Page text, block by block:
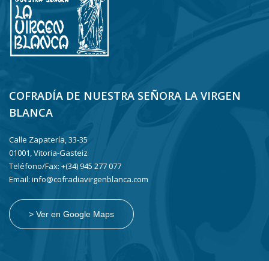
COFRADÍA DE NUESTRA SEÑORA LA VIRGEN
BLANCA
Calle Zapatería, 33-35
01001, Vitoria-Gasteiz
Teléfono/Fax: +(34) 945 277 077
Email: info@cofradiavirgenblanca.com
> Ver en Google Maps